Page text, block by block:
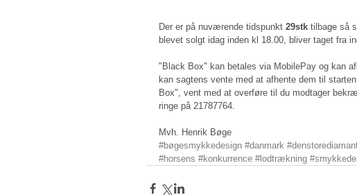
Der er på nuværende tidspunkt 29stk tilbage så
blevet solgt idag inden kl 18.00, bliver taget fra
"Black Box" kan betales via MobilePay og kan
kan sagtens vente med at afhente dem til
Box", vent med at overføre til du modtager
ringe på 21787764.
Mvh. Henrik Bøge
#bøgesmykkedesign #danmark
#horsens #konkurrence #lodtrækning